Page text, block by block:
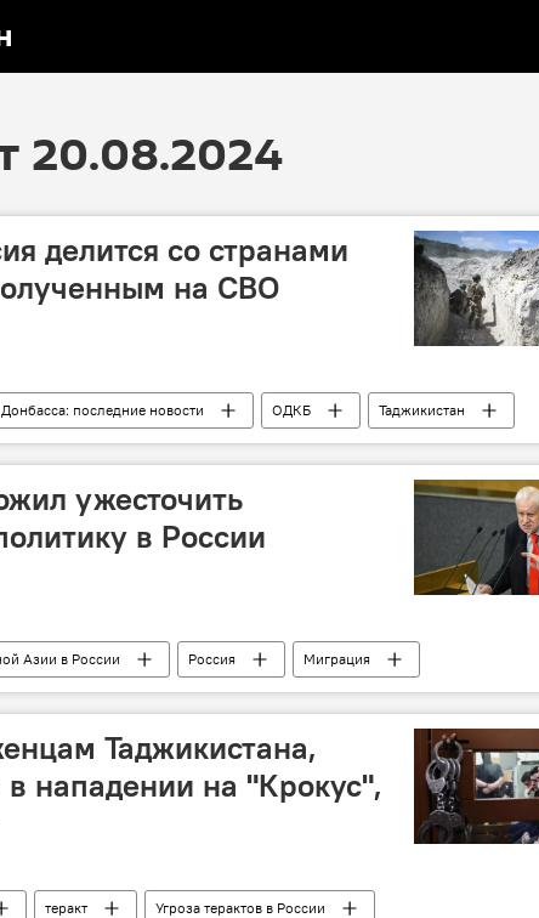
20.08.2024
делится со странами
на СВО
последние новости ОДКБ
Таджикистан
вооружение Россия
ужесточить
в России
Азии в России Россия
Миграция
Таджикистана,
нападении на "Крокус",
теракт
Угроза терактов в России